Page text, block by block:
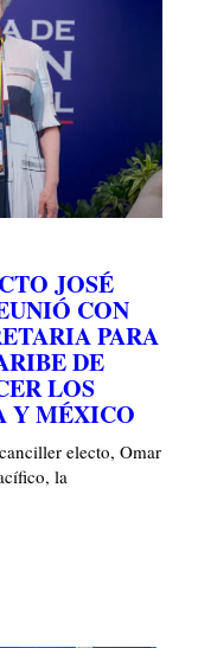
JOSÉ
CON
PARA
DE
LOS
Y MÉXICO
electo, Omar
la